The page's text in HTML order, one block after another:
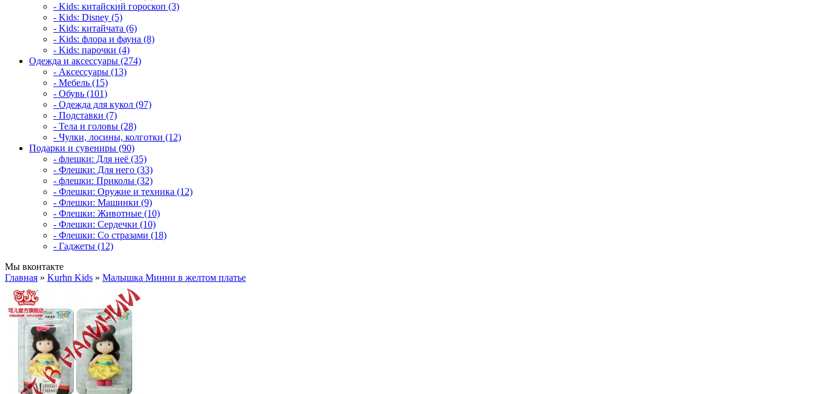
- Kids: китайский гороскоп (3)
- Kids: Disney (5)
- Kids: китайчата (6)
- Kids: флора и фауна (8)
- Kids: парочки (4)
Одежда и аксессуары (274)
- Аксессуары (13)
- Мебель (15)
- Обувь (101)
- Одежда для кукол (97)
- Подставки (7)
- Тела и головы (28)
- Чулки, лосины, колготки (12)
Подарки и сувениры (90)
- флешки: Для неё (35)
- Флешки: Для него (33)
- флешки: Приколы (32)
- Флешки: Оружие и техника (12)
- Флешки: Машинки (9)
- Флешки: Животные (10)
- Флешки: Сердечки (10)
- Флешки: Со стразами (18)
- Гаджеты (12)
Мы вконтакте
Главная » Kurhn Kids » Малышка Минни в желтом платье